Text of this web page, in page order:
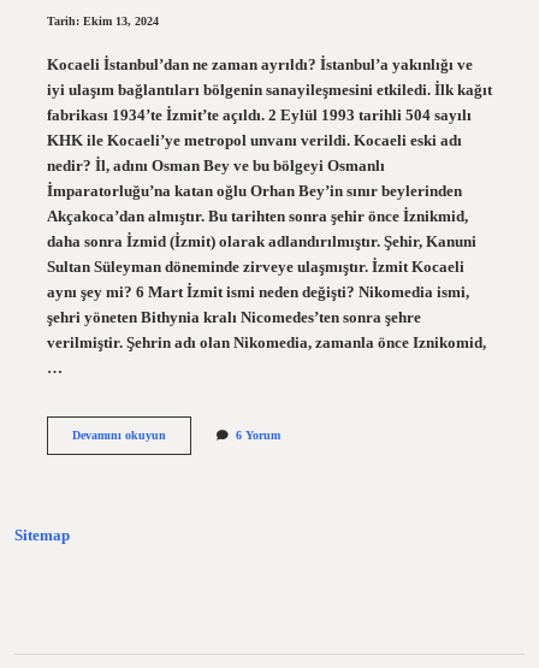
Tarih: Ekim 13, 2024
Kocaeli İstanbul’dan ne zaman ayrıldı? İstanbul’a yakınlığı ve
iyi ulaşım bağlantıları bölgenin sanayileşmesini etkiledi. İlk kağıt
fabrikası 1934’te İzmit’te açıldı. 2 Eylül 1993 tarihli 504 sayılı
KHK ile Kocaeli’ye metropol unvanı verildi. Kocaeli eski adı
nedir? İl, adını Osman Bey ve bu bölgeyi Osmanlı
İmparatorluğu’na katan oğlu Orhan Bey’in sınır beylerinden
Akçakoca’dan almıştır. Bu tarihten sonra şehir önce İznikmid,
daha sonra İzmid (İzmit) olarak adlandırılmıştır. Şehir, Kanuni
Sultan Süleyman döneminde zirveye ulaşmıştır. İzmit Kocaeli
aynı şey mi? 6 Mart İzmit ismi neden değişti? Nikomedia ismi,
şehri yöneten Bithynia kralı Nicomedes’ten sonra şehre
verilmiştir. Şehrin adı olan Nikomedia, zamanla önce Iznikomid,
…
Devamını okuyunKocaeli
6 Yorum
Sitemap